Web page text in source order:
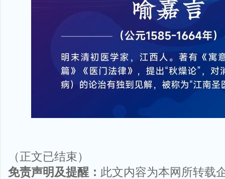
（正文已结束）
免责声明及提醒： 此文内容为本网所转载